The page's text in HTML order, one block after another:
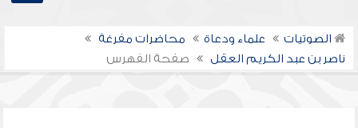
الصوتيات علماء ودعاة
محاضرات مفرغة
ناصر بن عبد الكريم العقل
صفحة الفهرس